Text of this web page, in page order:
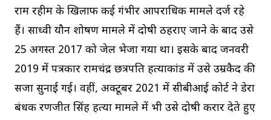
राम रहीम के खिलाफ कई गंभीर आपराधिक मामले दर्ज रहे
हैं। साध्वी यौन शोषण मामले में दोषी ठहराए जाने के बाद उसे
25 अगस्त 2017 को जेल भेजा गया था। इसके बाद जनवरी
2019 में पत्रकार रामचंद्र छत्रपति हत्याकांड में उसे उम्रकैद की
सजा सुनाई गई। वहीं, अक्टूबर 2021 में सीबीआई कोर्ट ने डेरा
प्रबंधक रणजीत सिंह हत्या मामले में भी उसे दोषी करार देते हुए